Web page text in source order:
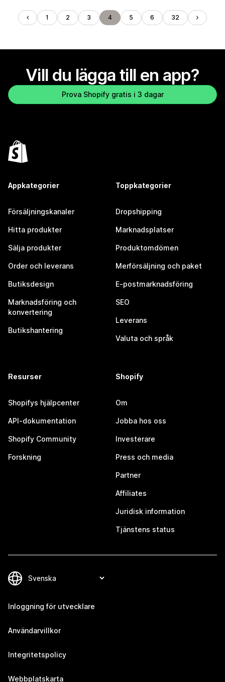
1 2 3 4 5 6 32
Vill du lägga till en app?
Prova Shopify gratis i 3 dagar
Appkategorier
Försäljningskanaler
Hitta produkter
Sälja produkter
Order och leverans
Butiksdesign
Marknadsföring och
konvertering
Butikshantering
Toppkategorier
Dropshipping
Marknadsplatser
Produktomdömen
Merförsäljning och paket
E-postmarknadsföring
SEO
Leverans
Valuta och språk
Resurser
Shopifys hjälpcenter
API-dokumentation
Shopify Community
Forskning
Shopify
Om
Jobba hos oss
Investerare
Press och media
Partner
Affiliates
Juridisk information
Tjänstens status
Inloggning för utvecklare
Användarvillkor
Integritetspolicy
Webbplatskarta